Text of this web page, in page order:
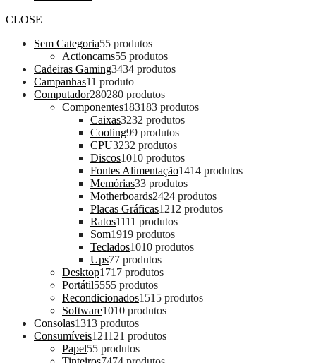
CLOSE
Sem Categoria55 produtos
Actioncams55 produtos
Cadeiras Gaming3434 produtos
Campanhas11 produto
Computador280280 produtos
Componentes183183 produtos
Caixas3232 produtos
Cooling99 produtos
CPU3232 produtos
Discos1010 produtos
Fontes Alimentação1414 produtos
Memórias33 produtos
Motherboards2424 produtos
Placas Gráficas1212 produtos
Ratos1111 produtos
Som1919 produtos
Teclados1010 produtos
Ups77 produtos
Desktop1717 produtos
Portátil5555 produtos
Recondicionados1515 produtos
Software1010 produtos
Consolas1313 produtos
Consumíveis121121 produtos
Papel55 produtos